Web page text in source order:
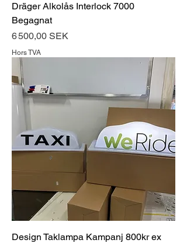
Dräger Alkolås Interlock 7000
Begagnat
Prix
6 500,00 SEK
Hors TVA
Design Taklampa Kampanj 800kr ex